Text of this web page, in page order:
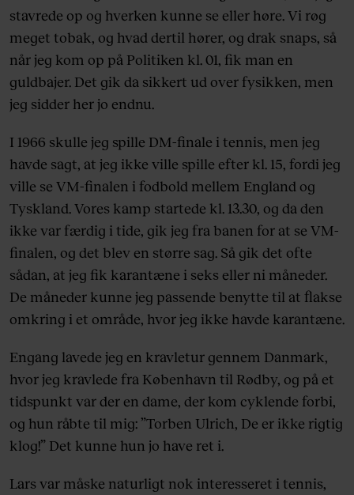
stavrede op og hverken kunne se eller høre. Vi røg
meget tobak, og hvad dertil hører, og drak snaps, så
når jeg kom op på Politiken kl. 01, fik man en
guldbajer. Det gik da sikkert ud over fysikken, men
jeg sidder her jo endnu.
I 1966 skulle jeg spille DM-finale i tennis, men jeg
havde sagt, at jeg ikke ville spille efter kl. 15, fordi jeg
ville se VM-finalen i fodbold mellem England og
Tyskland. Vores kamp startede kl. 13.30, og da den
ikke var færdig i tide, gik jeg fra banen for at se VM-
finalen, og det blev en større sag. Så gik det ofte
sådan, at jeg fik karantæne i seks eller ni måneder.
De måneder kunne jeg passende benytte til at flakse
omkring i et område, hvor jeg ikke havde karantæne.
Engang lavede jeg en kravletur gennem Danmark,
hvor jeg kravlede fra København til Rødby, og på et
tidspunkt var der en dame, der kom cyklende forbi,
og hun råbte til mig: ”Torben Ulrich, De er ikke rigtig
klog!” Det kunne hun jo have ret i.
Lars var måske naturligt nok interesseret i tennis,